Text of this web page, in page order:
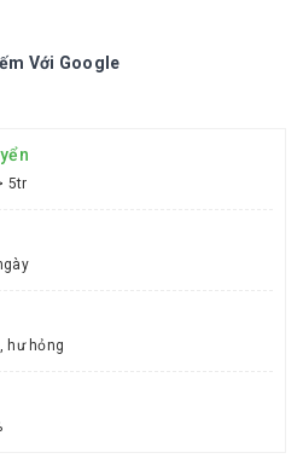
Với Google
5tr
hư hỏng